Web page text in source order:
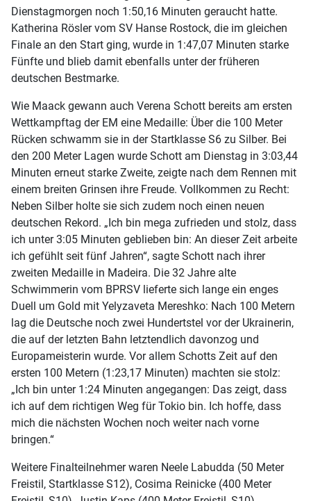
Dienstagmorgen noch 1:50,16 Minuten geraucht hatte.
Katherina Rösler vom SV Hanse Rostock, die im gleichen
Finale an den Start ging, wurde in 1:47,07 Minuten starke
Fünfte und blieb damit ebenfalls unter der früheren
deutschen Bestmarke.
Wie Maack gewann auch Verena Schott bereits am ersten
Wettkampftag der EM eine Medaille: Über die 100 Meter
Rücken schwamm sie in der Startklasse S6 zu Silber. Bei
den 200 Meter Lagen wurde Schott am Dienstag in 3:03,44
Minuten erneut starke Zweite, zeigte nach dem Rennen mit
einem breiten Grinsen ihre Freude. Vollkommen zu Recht:
Neben Silber holte sie sich zudem noch einen neuen
deutschen Rekord. „Ich bin mega zufrieden und stolz, dass
ich unter 3:05 Minuten geblieben bin: An dieser Zeit arbeite
ich gefühlt seit fünf Jahren“, sagte Schott nach ihrer
zweiten Medaille in Madeira. Die 32 Jahre alte
Schwimmerin vom BPRSV lieferte sich lange ein enges
Duell um Gold mit Yelyzaveta Mereshko: Nach 100 Metern
lag die Deutsche noch zwei Hundertstel vor der Ukrainerin,
die auf der letzten Bahn letztendlich davonzog und
Europameisterin wurde. Vor allem Schotts Zeit auf den
ersten 100 Metern (1:23,17 Minuten) machten sie stolz:
„Ich bin unter 1:24 Minuten angegangen: Das zeigt, dass
ich auf dem richtigen Weg für Tokio bin. Ich hoffe, dass
mich die nächsten Wochen noch weiter nach vorne
bringen.“
Weitere Finalteilnehmer waren Neele Labudda (50 Meter
Freistil, Startklasse S12), Cosima Reinicke (400 Meter